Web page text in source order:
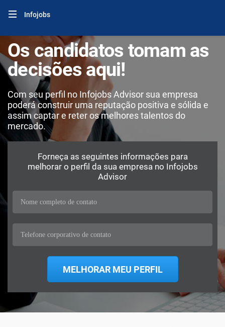
Infojobs
Os candidatos tomam as
decisões aqui!
Com seu perfil no Infojobs Advisor sua empresa
poderá construir uma reputação positiva e sólida e
assim captar e reter os melhores talentos do
mercado.
Forneça as seguintes informações para
melhorar o perfil da sua empresa no Infojobs
Advisor